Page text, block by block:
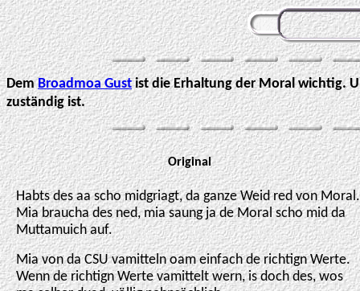
DemBroadmoa Gustist die Erhaltung der Moral wichtig.
zuständig ist.
Original
Habts des aa scho midgriagt, da ganze Weid red von Moral.
Mia braucha des ned, mia saung ja de Moral scho mid da
Muttamuich auf.
Mia von da CSU vamitteln oam einfach de richtign Werte.
Wenn de richtign Werte vamittelt wern, is doch des, wos